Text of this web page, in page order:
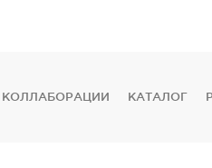
КОЛЛАБОРАЦИИ
КАТАЛОГ